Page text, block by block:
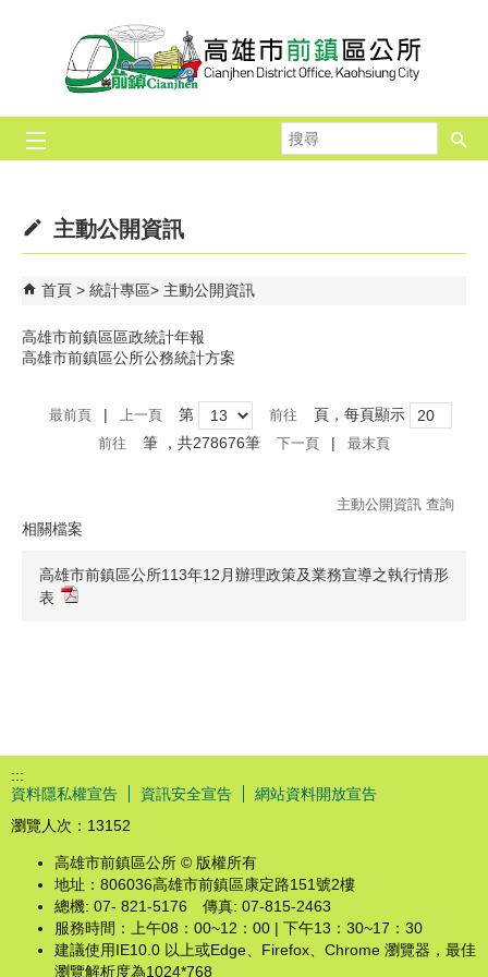
跳到主要內容區塊
尋
主動公開資訊
首頁 統計專區 主動公開資訊
高雄市前鎮區區政統計年報
高雄市前鎮區公所公務統計方案
最前頁 | 上一頁 第
頁，每頁顯示
筆
，共278676筆 下一頁 | 最末頁
主動公開資訊 查詢
相關檔案
高雄市前鎮區公所113年12月辦理政策及業務宣導之執行情形
表
:::
資料隱私權宣告
資訊安全宣告
網站資料開放宣告
瀏覽人次： 13152
高雄市前鎮區公所 © 版權所有
地址：806036高雄市前鎮區康定路151號2樓
總機: 07- 821-5176 傳真: 07-815-2463
服務時間：上午08：00~12：00 | 下午13：30~17：30
建議使用IE10.0 以上或Edge、Firefox、Chrome 瀏覽器，最佳
瀏覽解析度為1024*768